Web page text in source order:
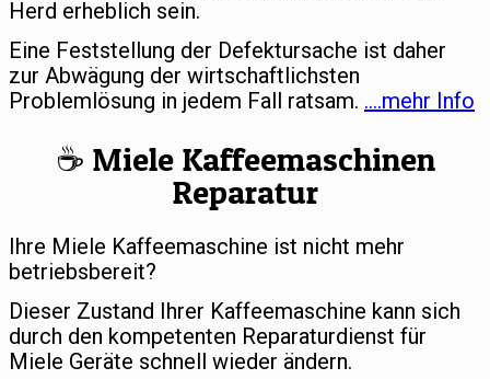
Herd erheblich sein.
Eine Feststellung der Defektursache ist daher
zur Abwägung der wirtschaftlichsten
Problemlösung in jedem Fall ratsam. ….mehr Info
☕️ Miele Kaffeemaschinen
Reparatur
Ihre Miele Kaffeemaschine ist nicht mehr
betriebsbereit?
Dieser Zustand Ihrer Kaffeemaschine kann sich
durch den kompetenten Reparaturdienst für
Miele Geräte schnell wieder ändern.